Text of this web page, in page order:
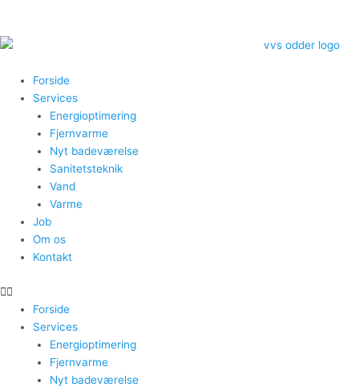
indholdet
Forside
Services
Energioptimering
Fjernvarme
Nyt badeværelse
Sanitetsteknik
Vand
Varme
Job
Om os
Kontakt
Menu
Forside
Services
Energioptimering
Fjernvarme
Nyt badeværelse